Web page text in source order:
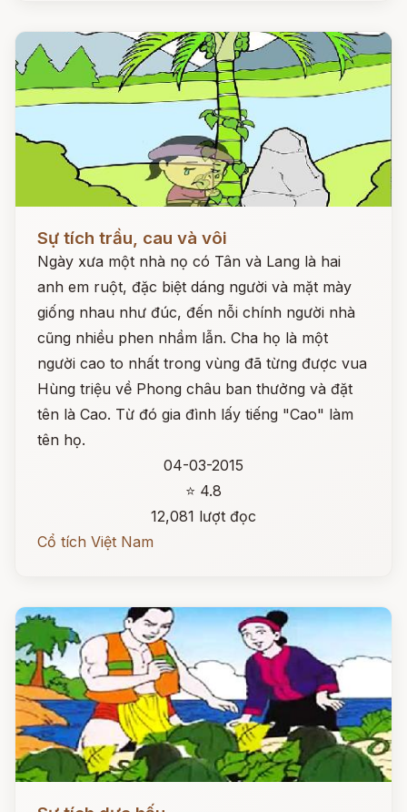
Sự tích trầu, cau và vôi
Ngày xưa một nhà nọ có Tân và Lang là hai
anh em ruột, đặc biệt dáng người và mặt mày
giống nhau như đúc, đến nỗi chính người nhà
cũng nhiều phen nhầm lẫn. Cha họ là một
người cao to nhất trong vùng đã từng được vua
Hùng triệu về Phong châu ban thưởng và đặt
tên là Cao. Từ đó gia đình lấy tiếng "Cao" làm
tên họ.
04-03-2015
⭐ 4.8
12,081 lượt đọc
Cổ tích Việt Nam